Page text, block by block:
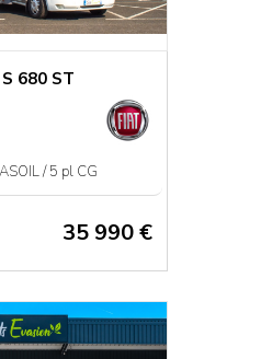
680 ST
/ 5 pl CG
35 990 €